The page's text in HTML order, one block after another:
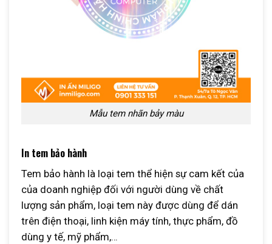
Mẫu tem nhãn bảy màu
In tem bảo hành
Tem bảo hành là loại tem thể hiện sự cam kết của
của doanh nghiệp đối với người dùng về chất
lượng sản phẩm, loại tem này được dùng để dán
trên điện thoại, linh kiện máy tính, thực phẩm, đồ
dùng y tế, mỹ phẩm,…